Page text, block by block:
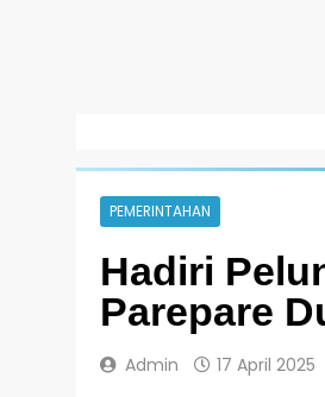
PEMERINTAHAN
Hadiri
Parepare
Admin 17 April 2025